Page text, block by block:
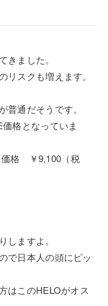
きました。
スクも増えます。
通だそうです。
格となっていま
格 ￥9,100（税
ますよ。
で日本人の頭にピッ
はこのHELOがオス